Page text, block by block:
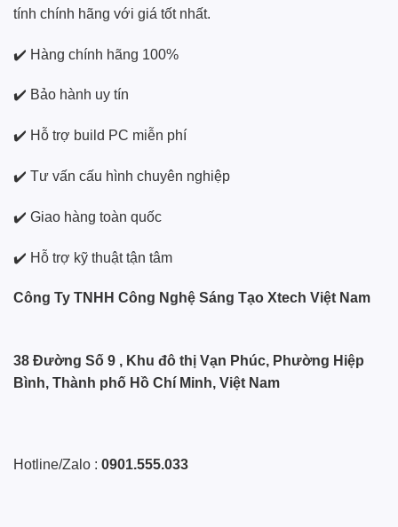
tính chính hãng với giá tốt nhất.
✔️ Hàng chính hãng 100%
✔️ Bảo hành uy tín
✔️ Hỗ trợ build PC miễn phí
✔️ Tư vấn cấu hình chuyên nghiệp
✔️ Giao hàng toàn quốc
✔️ Hỗ trợ kỹ thuật tận tâm
Công Ty TNHH Công Nghệ Sáng Tạo Xtech Việt Nam
38 Đường Số 9 , Khu đô thị Vạn Phúc, Phường Hiệp
Bình, Thành phố Hồ Chí Minh, Việt Nam
Hotline/Zalo : 0901.555.033